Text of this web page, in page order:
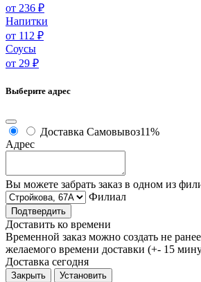
от 236 ₽
Напитки
от 112 ₽
Соусы
от 29 ₽
Выберите адрес
Доставка Самовывоз11%
Адрес
Вы можете забрать заказ в одном из
Филиал
Подтвердить
Доставить ко времени
Временной заказ можно создать не
желаемого времени доставки (+- 15
Доставка сегодня
Закрыть Установить